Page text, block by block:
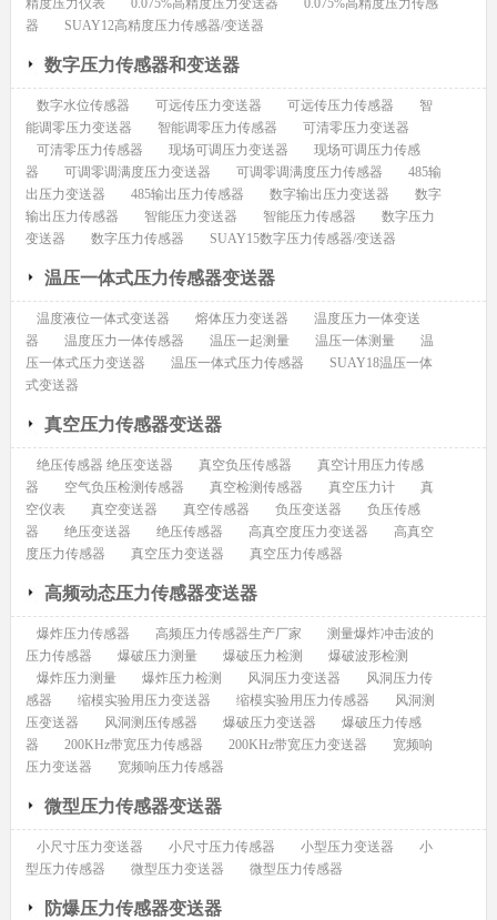
精度压力仪表
0.075%高精度压力变送器
0.075%高精度压力传感
器
SUAY12高精度压力传感器/变送器
数字压力传感器和变送器
数字水位传感器 可远传压力变送器 可远传压力传感器
智
能调零压力变送器
智能调零压力传感器
可清零压力变送器
可清零压力传感器
现场可调压力变送器
现场可调压力传感
器
可调零调满度压力变送器 可调零调满度压力传感器
485输
出压力变送器
485输出压力传感器 数字输出压力变送器
数字
输出压力传感器
智能压力变送器 智能压力传感器
数字压力
变送器
数字压力传感器 SUAY15数字压力传感器/变送器
温压一体式压力传感器变送器
温度液位一体式变送器 熔体压力变送器
温度压力一体变送
器
温度压力一体传感器 温压一起测量 温压一体测量
温
压一体式压力变送器
温压一体式压力传感器
SUAY18温压一体
式变送器
真空压力传感器变送器
绝压传感器 绝压变送器 真空负压传感器
真空计用压力传感
器
空气负压检测传感器 真空检测传感器 真空压力计
真
空仪表
真空变送器 真空传感器 负压变送器
负压传感
器
绝压变送器 绝压传感器 高真空度压力变送器
高真空
度压力传感器
真空压力变送器 真空压力传感器
高频动态压力传感器变送器
爆炸压力传感器 高频压力传感器生产厂家
测量爆炸冲击波的
压力传感器
爆破压力测量 爆破压力检测
爆破波形检测
爆炸压力测量
爆炸压力检测 风洞压力变送器
风洞压力传
感器
缩模实验用压力变送器 缩模实验用压力传感器
风洞测
压变送器
风洞测压传感器 爆破压力变送器
爆破压力传感
器
200KHz带宽压力传感器 200KHz带宽压力变送器
宽频响
压力变送器
宽频响压力传感器
微型压力传感器变送器
小尺寸压力变送器 小尺寸压力传感器 小型压力变送器
小
型压力传感器
微型压力变送器 微型压力传感器
防爆压力传感器变送器